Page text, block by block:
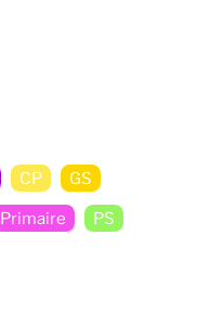
CP GS
Primaire PS